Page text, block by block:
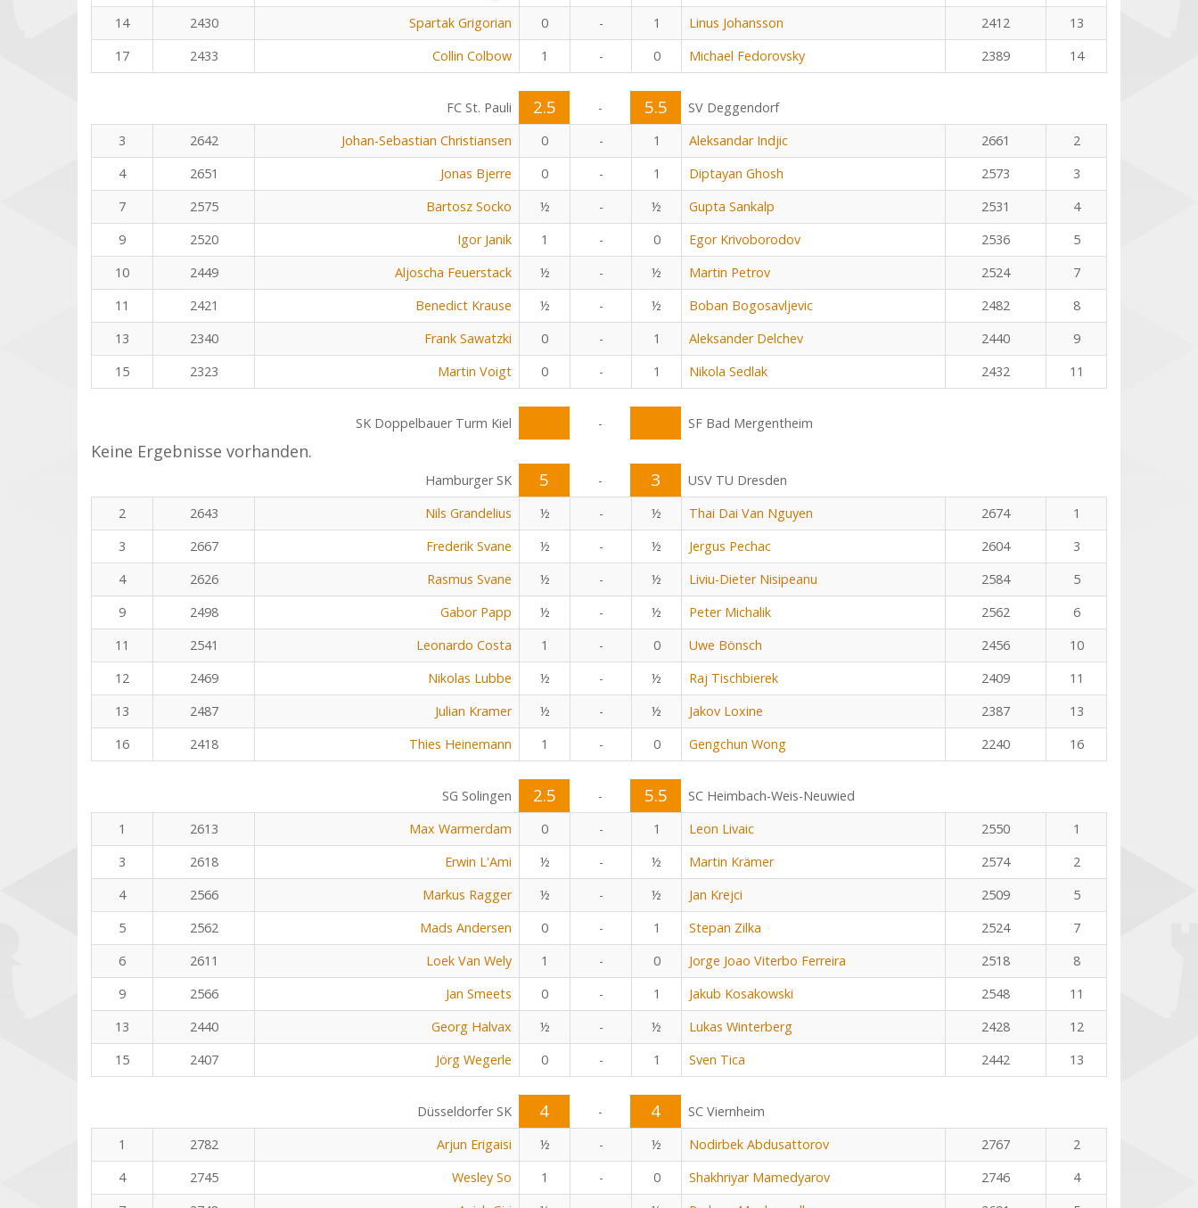
14
2430 Spartak Grigorian 0 - 1 Linus Johansson 2412
13
17
2433 Collin Colbow 1 - 0 Michael Fedorovsky 2389 14
FC St. Pauli 2.5 - 5.5
SV Deggendorf
3
2642 Johan-Sebastian Christiansen 0 - 1 Aleksandar Indjic 2661
2
4
2651 Jonas Bjerre 0 - 1 Diptayan Ghosh 2573
3
7
2575 Bartosz Socko ½ - ½ Gupta Sankalp 2531
4
9
2520 Igor Janik 1 - 0 Egor Krivoborodov 2536
5
10
2449 Aljoscha Feuerstack ½ - ½ Martin Petrov 2524
7
11
2421 Benedict Krause ½ - ½ Boban Bogosavljevic 2482
8
13
2340 Frank Sawatzki 0 - 1 Aleksander Delchev 2440
9
15
2323 Martin Voigt 0 - 1 Nikola Sedlak 2432 11
SK Doppelbauer Turm Kiel - SF Bad Mergentheim
Keine Ergebnisse vorhanden.
Hamburger SK 5 - 3
USV TU Dresden
2
2643 Nils Grandelius ½ - ½ Thai Dai Van Nguyen 2674
1
3
2667 Frederik Svane ½ - ½ Jergus Pechac 2604
3
4
2626 Rasmus Svane ½ - ½ Liviu-Dieter Nisipeanu 2584
5
9
2498 Gabor Papp ½ - ½ Peter Michalik 2562
6
11
2541 Leonardo Costa 1 - 0 Uwe Bönsch 2456
10
12
2469 Nikolas Lubbe ½ - ½ Raj Tischbierek 2409
11
13
2487 Julian Kramer ½ - ½ Jakov Loxine 2387
13
16
2418 Thies Heinemann 1 - 0 Gengchun Wong 2240 16
SG Solingen 2.5 - 5.5
SC Heimbach-Weis-Neuwied
1
2613 Max Warmerdam 0 - 1 Leon Livaic 2550
1
3
2618 Erwin L'Ami ½ - ½ Martin Krämer 2574
2
4
2566 Markus Ragger ½ - ½ Jan Krejci 2509
5
5
2562 Mads Andersen 0 - 1 Stepan Zilka 2524
7
6
2611 Loek Van Wely 1 - 0 Jorge Joao Viterbo Ferreira 2518
8
9
2566 Jan Smeets 0 - 1 Jakub Kosakowski 2548
11
13
2440 Georg Halvax ½ - ½ Lukas Winterberg 2428
12
15
2407 Jörg Wegerle 0 - 1 Sven Tica 2442 13
Düsseldorfer SK 4 - 4
SC Viernheim
1
2782 Arjun Erigaisi ½ - ½ Nodirbek Abdusattorov 2767
2
4
2745 Wesley So 1 - 0 Shakhriyar Mamedyarov 2746
4